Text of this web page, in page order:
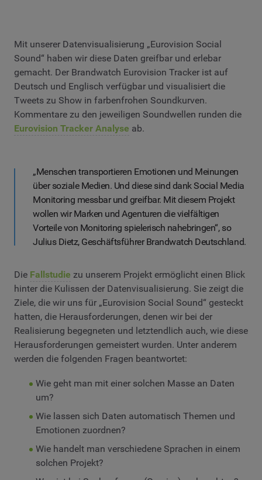
Mit unserer Datenvisualisierung „Eurovision Social
Sound“ haben wir diese Daten greifbar und erlebar
gemacht. Der Brandwatch Eurovision Tracker ist auf
Deutsch und Englisch verfügbar und visualisiert die
Tweets zu Show in farbenfrohen Soundkurven.
Kommentare zu den jeweiligen Soundwellen runden die
Eurovision Tracker Analyse ab.
„Menschen transportieren Emotionen und Meinungen
über soziale Medien. Und diese sind dank Social Media
Monitoring messbar und greifbar. Mit diesem Projekt
wollen wir Marken und Agenturen die vielfältigen
Vorteile von Monitoring spielerisch nahebringen“, so
Julius Dietz, Geschäftsführer Brandwatch Deutschland.
Die Fallstudie zu unserem Projekt ermöglicht einen Blick
hinter die Kulissen der Datenvisualisierung. Sie zeigt die
Ziele, die wir uns für „Eurovision Social Sound“ gesteckt
hatten, die Herausforderungen, denen wir bei der
Realisierung begegneten und letztendlich auch, wie diese
Herausforderungen gemeistert wurden. Unter anderem
werden die folgenden Fragen beantwortet:
Wie geht man mit einer solchen Masse an Daten
um?
Wie lassen sich Daten automatisch Themen und
Emotionen zuordnen?
Wie handelt man verschiedene Sprachen in einem
solchen Projekt?